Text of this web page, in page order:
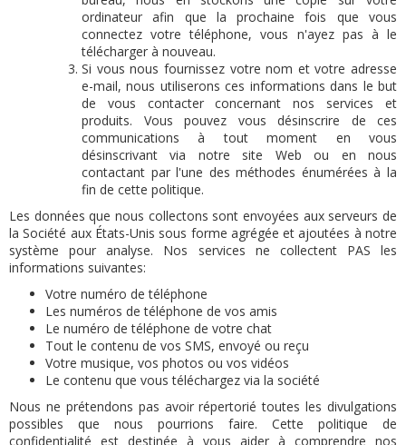
ordinateur afin que la prochaine fois que vous
connectez votre téléphone, vous n'ayez pas à le
télécharger à nouveau.
Si vous nous fournissez votre nom et votre adresse
e-mail, nous utiliserons ces informations dans le but
de vous contacter concernant nos services et
produits.
Vous pouvez vous désinscrire de ces
communications à tout moment en vous
désinscrivant via notre site Web ou en nous
contactant par l'une des méthodes énumérées à la
fin de cette politique.
Les données que nous collectons sont envoyées aux serveurs de
la Société aux États-Unis sous forme agrégée et ajoutées à notre
système pour analyse.
Nos services ne collectent PAS les
informations suivantes:
Votre numéro de téléphone
Les numéros de téléphone de vos amis
Le numéro de téléphone de votre chat
Tout le contenu de vos SMS, envoyé ou reçu
Votre musique, vos photos ou vos vidéos
Le contenu que vous téléchargez via la société
Nous ne prétendons pas avoir répertorié toutes les divulgations
possibles que nous pourrions faire. Cette politique de
confidentialité est destinée à vous aider à comprendre nos